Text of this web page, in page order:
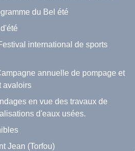
du Bel été
international de sports
annuelle de pompage et
avaloirs
en vue des travaux de
d'eaux usées.
Jean (Torfou)